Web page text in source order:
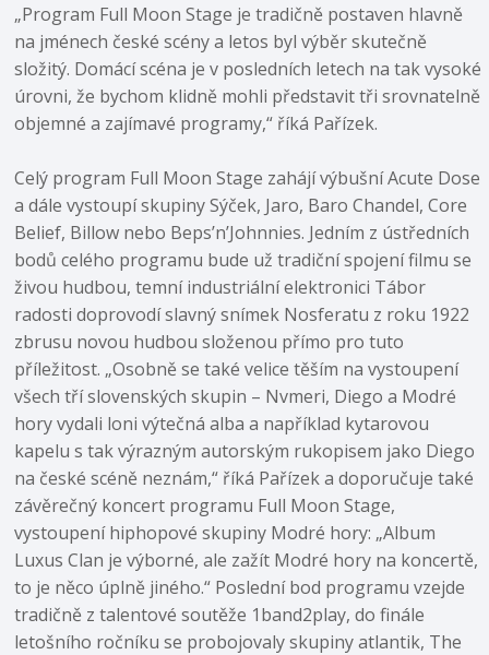
„Program Full Moon Stage je tradičně postaven hlavně
na jménech české scény a letos byl výběr skutečně
složitý. Domácí scéna je v posledních letech na tak vysoké
úrovni, že bychom klidně mohli představit tři srovnatelně
objemné a zajímavé programy,“ říká Pařízek.
Celý program Full Moon Stage zahájí výbušní Acute Dose
a dále vystoupí skupiny Sýček, Jaro, Baro Chandel, Core
Belief, Billow nebo Beps’n’Johnnies. Jedním z ústředních
bodů celého programu bude už tradiční spojení filmu se
živou hudbou, temní industriální elektronici Tábor
radosti doprovodí slavný snímek Nosferatu z roku 1922
zbrusu novou hudbou složenou přímo pro tuto
příležitost. „Osobně se také velice těším na vystoupení
všech tří slovenských skupin – Nvmeri, Diego a Modré
hory vydali loni výtečná alba a například kytarovou
kapelu s tak výrazným autorským rukopisem jako Diego
na české scéně neznám,“ říká Pařízek a doporučuje také
závěrečný koncert programu Full Moon Stage,
vystoupení hiphopové skupiny Modré hory: „Album
Luxus Clan je výborné, ale zažít Modré hory na koncertě,
to je něco úplně jiného.“ Poslední bod programu vzejde
tradičně z talentové soutěže 1band2play, do finále
letošního ročníku se probojovaly skupiny atlantik, The